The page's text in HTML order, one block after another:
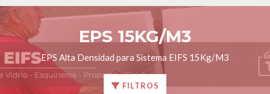
EPS 15KG/M3
EPS Alta Densidad para Sistema EIFS 15Kg/M3
FILTROS